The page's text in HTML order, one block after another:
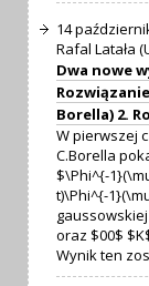
14
Rafal Latała
Dwa nowe
Borella) 2.
W pierwszej
C.Borella
$\Phi^{-
t)\Phi^{-
oraz $00$
Wynik ten